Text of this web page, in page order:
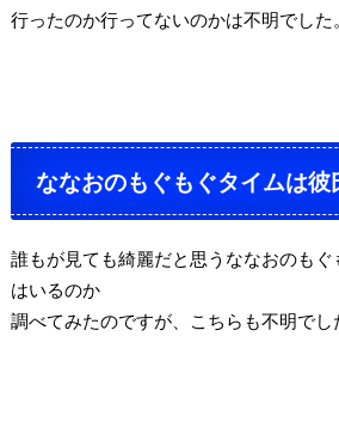
行ったのか行ってないのかは不明でした。
ななおのもぐもぐタイムは彼
誰もが見ても綺麗だと思うななおのも
はいるのか
調べてみたのですが、こちらも不明でし